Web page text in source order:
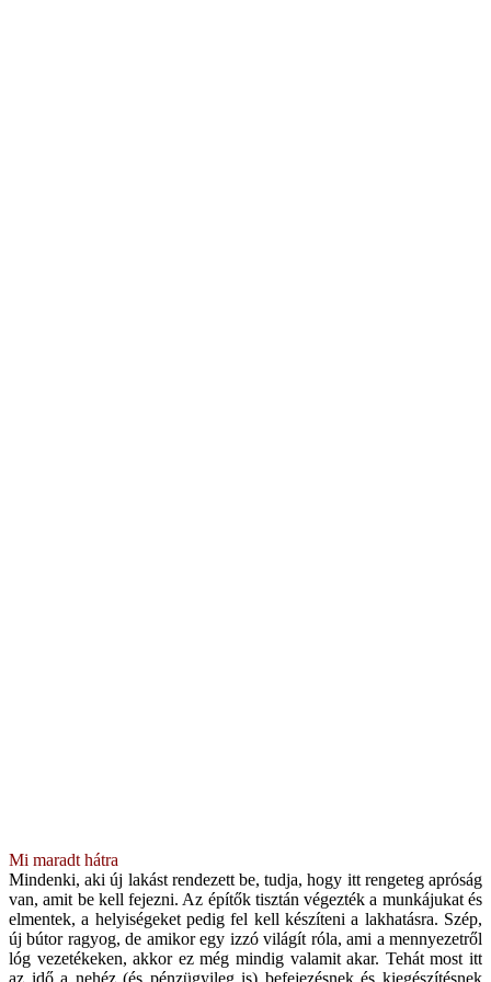
Mi maradt hátra
Mindenki, aki új lakást rendezett be, tudja, hogy itt rengeteg apróság
van, amit be kell fejezni. Az építők tisztán végezték a munkájukat és
elmentek, a helyiségeket pedig fel kell készíteni a lakhatásra. Szép,
új bútor ragyog, de amikor egy izzó világít róla, ami a mennyezetről
lóg vezetékeken, akkor ez még mindig valamit akar. Tehát most itt